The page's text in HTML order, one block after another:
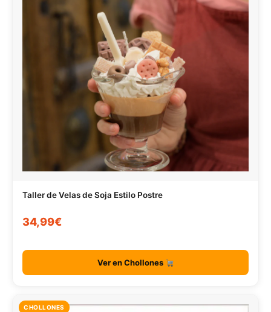
Taller de Velas de Soja Estilo Postre
34,99€
Ver en Chollones
CHOLLONES